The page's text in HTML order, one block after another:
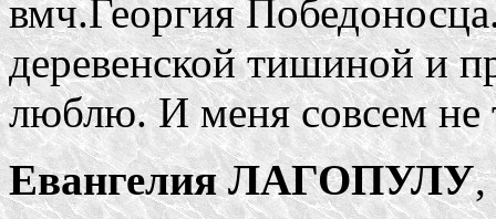
вмч.Георгия
деревенской тишиной и
люблю. И меня совсем не
Евангелия ЛАГОПУЛУ,